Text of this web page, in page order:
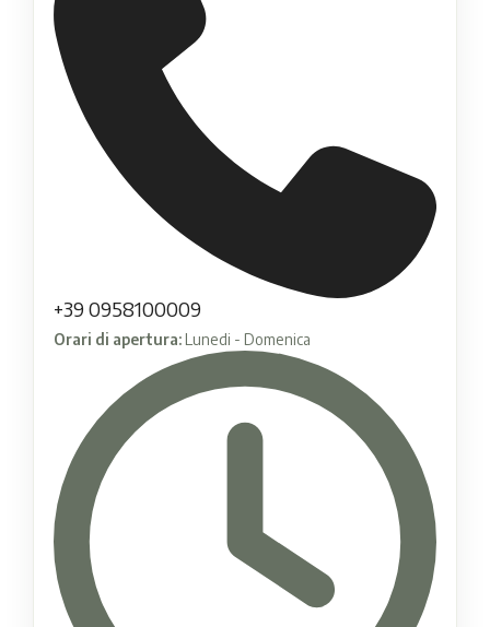
+39 0958100009
Orari di apertura:Lunedi - Domenica